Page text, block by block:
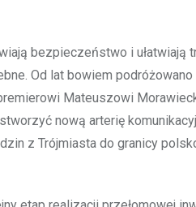
bezpieczeństwo i ułatwiają
Od lat bowiem
Mateuszowi
nową arterię
z Trójmiasta do granicy